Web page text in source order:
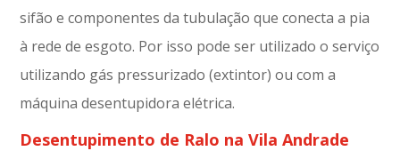
sifão e componentes da tubulação que conecta a pia
à rede de esgoto. Por isso pode ser utilizado o serviço
utilizando gás pressurizado (extintor) ou com a
máquina desentupidora elétrica.
Desentupimento de Ralo na Vila Andrade